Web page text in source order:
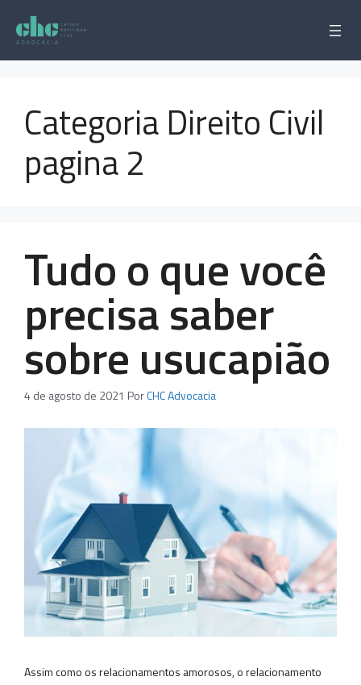
para
conteúdo
Categoria Direito Civil
pagina 2
Tudo o que você
precisa saber
sobre usucapião
4 de agosto de 2021 PorCHC Advocacia
Assim como os relacionamentos amorosos, o relacionamento